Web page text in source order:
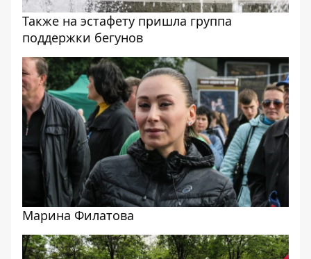
Также на эстафету пришла группа
поддержки бегунов
Марина Филатова